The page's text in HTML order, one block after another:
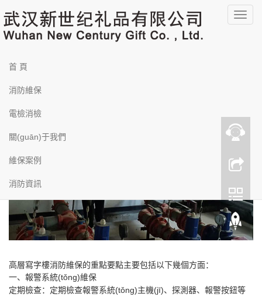
羞羞漫画在线-一区二区在线看-国产主播av-久久视频在线免费观看-日韩
福利影院-国产福利视频在线-国产又粗又黄又爽-亚洲黄色片网站-亚洲柠
檬福利资源导航-av中文字幕一区-亚洲free性xxxx护士hd-69av一区二区
三区-中文字幕欧美一区-91性色-欧美呦呦呦
導
首 頁
消防維保
電檢消檢
關(guān)于我們
維保案例
消防資訊
高層寫字樓消防維保的重點要點
高層寫字樓消防維保的重點要點主要包括以下幾個方面：
一、報警系統(tǒng)維保
定期檢查：定期檢查報警系統(tǒng)主機(jī)、探測器、報警按鈕等